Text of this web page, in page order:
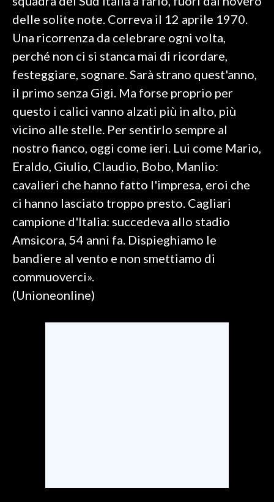
delle solite note. Correva il 12 aprile 1970.
Una ricorrenza da celebrare ogni volta,
perché non ci si stanca mai di ricordare,
festeggiare, sognare. Sarà strano quest'anno,
il primo senza Gigi. Ma forse proprio per
questo i calici vanno alzati più in alto, più
vicino alle stelle. Per sentirlo sempre al
nostro fianco, oggi come ieri. Lui come Mario,
Eraldo, Giulio, Claudio, Bobo, Manlio:
cavalieri che hanno fatto l'impresa, eroi che
ci hanno lasciato troppo presto. Cagliari
campione d'Italia: succedeva allo stadio
Amsicora, 54 anni fa. Dispieghiamo le
bandiere al vento e non smettiamo di
commuoverci».
(Unioneonline)